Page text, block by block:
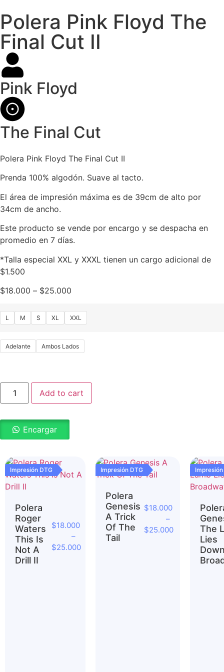
Polera Pink Floyd The
Final Cut II
Pink Floyd
The Final Cut
Polera Pink Floyd The Final Cut II
Prenda 100% algodón. Suave al tacto.
El área de impresión máxima es de 39cm de alto por
34cm de ancho.
Este producto se vende por encargo y se despacha en
promedio en 7 días.
*Talla especial XXL y XXXL tienen un cargo adicional de
$1.500
$18.000 – $25.000
L M S XL XXL
Adelante Ambos Lados
Add to cart
Encargar
Impresión DTG
Polera
Roger
Waters
This Is
Not A
Drill II
$18.000
–
$25.000
Impresión DTG
Polera
Genesis
A Trick
Of The
Tail
$18.000
–
$25.000
The
Lies